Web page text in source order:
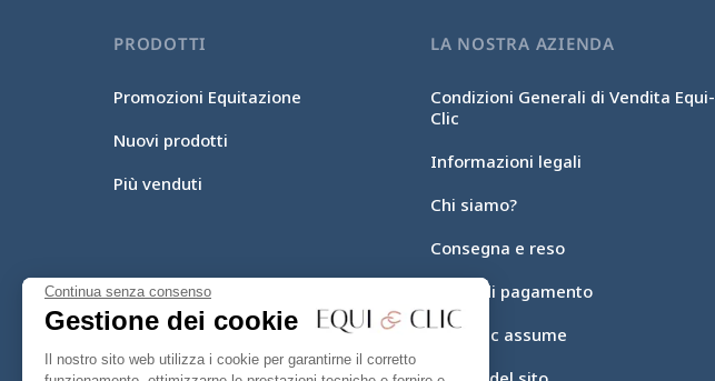
Continua senza consenso
Gestione dei cookie
Il nostro sito web utilizza i cookie per garantirne il corretto
PRODOTTI
Promozioni Equitazione
Nuovi prodotti
Più venduti
LA NOSTRA AZIENDA
Condizioni Generali di Vendita Equi-
Clic
Informazioni legali
Chi siamo?
Consegna e reso
Mezzi di pagamento
Equi-Clic assume